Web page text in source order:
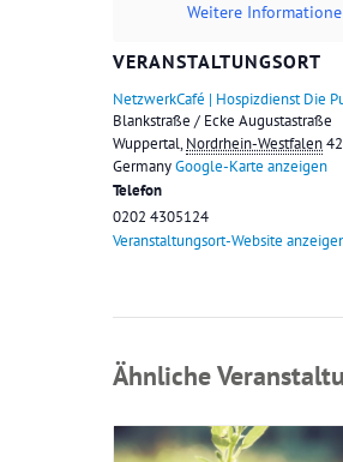
VERANSTALTUNGSORT
NetzwerkCafé | Hospizdienst Die
Blankstraße / Ecke Augustastraße
Wuppertal, Nordrhein-Westfalen
GermanyGoogle-Karte anzeigen
Telefon
0202 4305124
Veranstaltungsort-Website
Weitere
Ähnliche